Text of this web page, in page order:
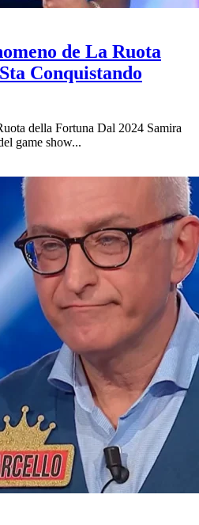
de La Ruota
Conquistando
della Fortuna Dal 2024 Samira
game show...